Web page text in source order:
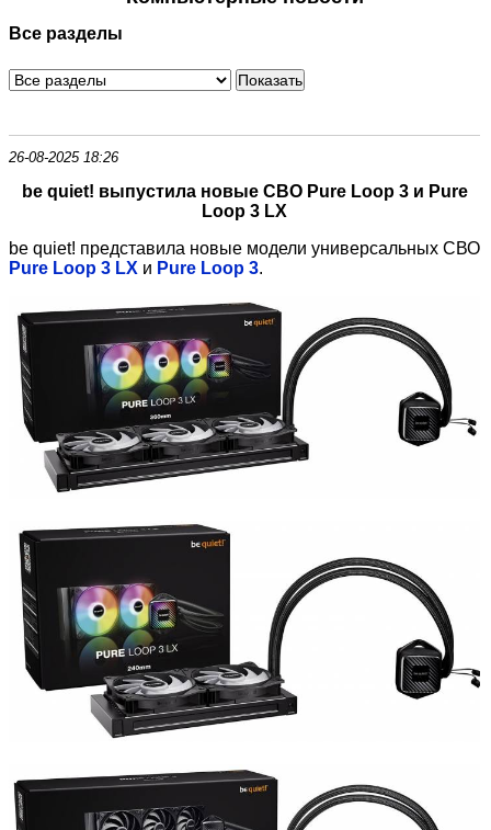
Периферия
Программное обеспечение
Все разделы
26-08-2025 18:26
be quiet! выпустила новые СВО Pure Loop 3 и Pure
Loop 3 LX
be quiet! представила новые модели универсальных СВО
Pure Loop 3 LX и Pure Loop 3.